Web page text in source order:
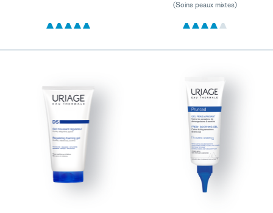
(Soins peaux mixtes)